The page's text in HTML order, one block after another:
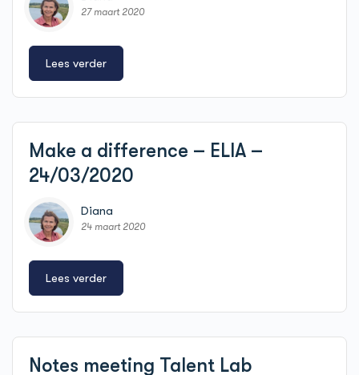
27 maart 2020
Lees verder
Make a difference – ELIA –
24/03/2020
Diana
24 maart 2020
Lees verder
Notes meeting Talent Lab